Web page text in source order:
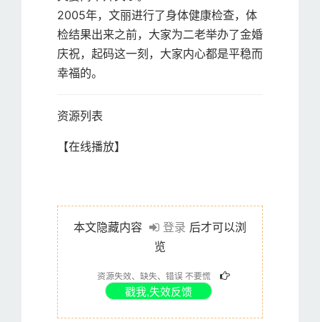
2005年，文丽进行了身体健康检查，体
检结果出来之前，大家为二老举办了金婚
庆祝，起码这一刻，大家内心都是平稳而
幸福的。
资源列表
【在线播放】
本文隐藏内容 登录 后才可以浏
览
资源失效、缺失、错误 不要慌